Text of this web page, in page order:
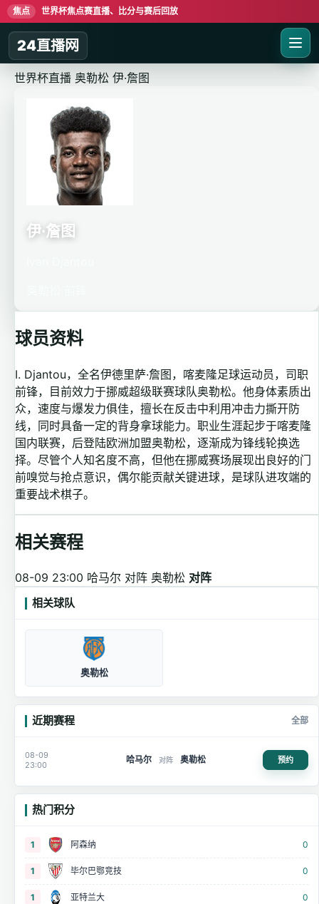
焦点 世界杯焦点赛直播、比分与赛后回放
24直播网
世界杯直播 奥勒松 伊·詹图
伊·詹图
球员资料
I. Djantou，全名伊德里萨·詹图，喀麦隆足球运动员，司职
前锋，目前效力于挪威超级联赛球队奥勒松。他身体素质出
众，速度与爆发力俱佳，擅长在反击中利用冲击力撕开防
线，同时具备一定的背身拿球能力。职业生涯起步于喀麦隆
国内联赛，后登陆欧洲加盟奥勒松，逐渐成为锋线轮换选
择。尽管个人知名度不高，但他在挪威赛场展现出良好的门
前嗅觉与抢点意识，偶尔能贡献关键进球，是球队进攻端的
重要战术棋子。
相关赛程
08-09 23:00 哈马尔 对阵 奥勒松 对阵
相关球队
奥勒松
近期赛程 全部
08-09
23:00
哈马尔 对阵 奥勒松 预约
热门积分
1 阿森纳 0
1 毕尔巴鄂竞技 0
1 亚特兰大 0